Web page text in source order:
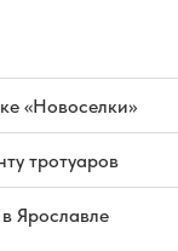
«Новоселки»
тротуаров
Ярославле